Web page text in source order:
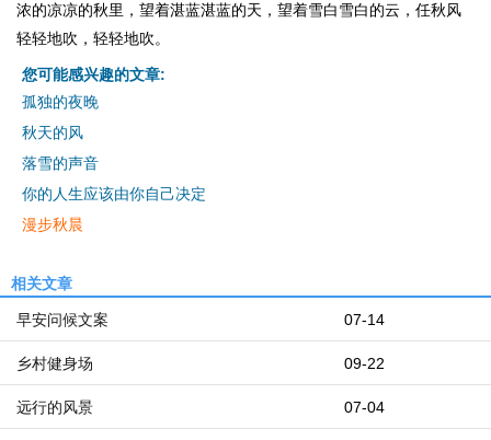
浓的凉凉的秋里，望着湛蓝湛蓝的天，望着雪白雪白的云，任秋风
轻轻地吹，轻轻地吹。
您可能感兴趣的文章:
孤独的夜晚
秋天的风
落雪的声音
你的人生应该由你自己决定
漫步秋晨
相关文章
07-14
早安问候文案
09-22
乡村健身场
07-04
远行的风景